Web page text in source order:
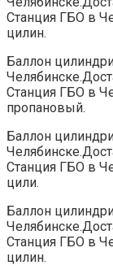
Станция ГБО в
цилин.
Баллон
Станция ГБО в
пропановый.
Баллон
Станция ГБО в
цили.
Баллон
Станция ГБО в
цилин.